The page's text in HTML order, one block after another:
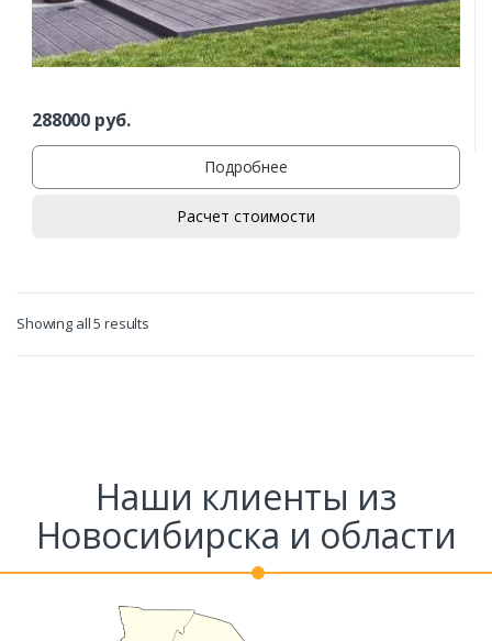
288000 руб.
Подробнее
Расчет стоимости
Showing all 5 results
Наши клиенты из
Новосибирска и области